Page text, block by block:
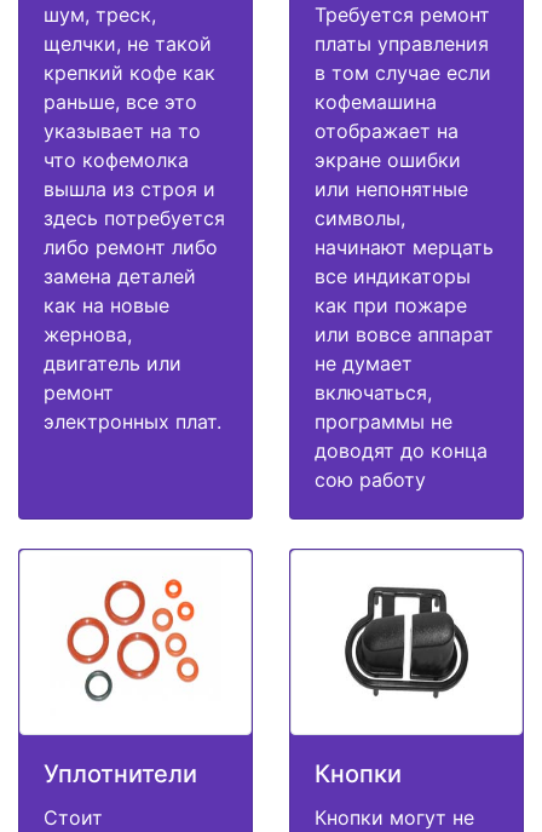
шум, треск,
щелчки, не такой
крепкий кофе как
раньше, все это
указывает на то
что кофемолка
вышла из строя и
здесь потребуется
либо ремонт либо
замена деталей
как на новые
жернова,
двигатель или
ремонт
электронных плат.
Требуется ремонт
платы управления
в том случае если
кофемашина
отображает на
экране ошибки
или непонятные
символы,
начинают мерцать
все индикаторы
как при пожаре
или вовсе аппарат
не думает
включаться,
программы не
доводят до конца
сою работу
Уплотнители
Стоит
Кнопки
Кнопки могут не